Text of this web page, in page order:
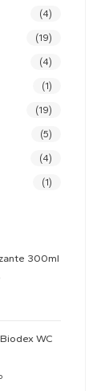
(4)
(19)
(4)
(1)
(19)
(5)
(4)
(1)
300ml
WC